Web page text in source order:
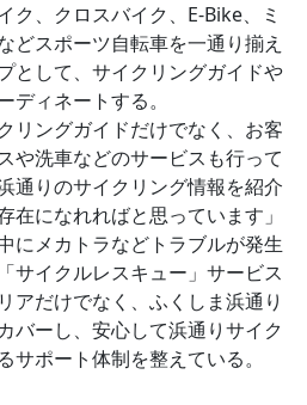
ク、クロスバイク、E-Bike、ミ
どスポーツ自転車を一通り揃え
として、サイクリングガイドや
ディネートする。
リングガイドだけでなく、お客
や洗車などのサービスも行って
通りのサイクリング情報を紹介
在になれればと思っています」
にメカトラなどトラブルが発生
サイクルレスキュー」サービス
アだけでなく、ふくしま浜通り
バーし、安心して浜通りサイク
サポート体制を整えている。